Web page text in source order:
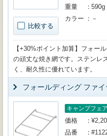
比較する
重量
590g
カラー
－
【+30%ポイント加算】フォー
の頑丈な焼き網です。ステンレ
く、耐久性に優れています。
フォールディング ファ
キャンプフェ
価格
品番